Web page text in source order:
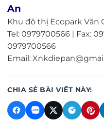
An
Khu đô thị Ecopark Văn
Tel: 0979700566 | Fax:
0979700566
Email:
CHIA SẺ BÀI VIẾT NÀY: